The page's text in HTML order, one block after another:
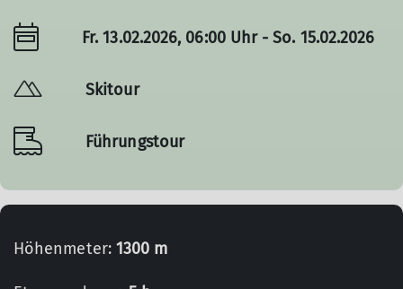
Fr. 13.02.2026, 06:00 Uhr - So. 15.02.2026
Skitour
Führungstour
Höhenmeter: 1300 m